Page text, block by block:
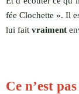
fée Clochette ». Il
lui fait vraiment
Ce n’est